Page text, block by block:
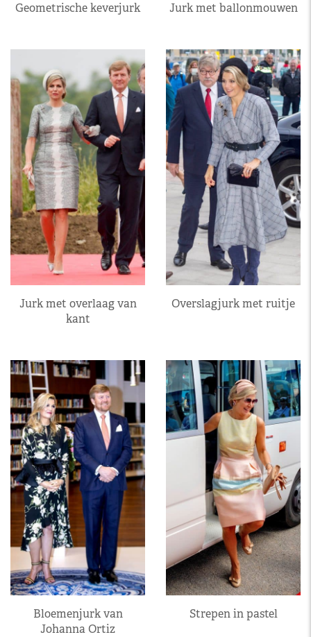
Geometrische keverjurk Jurk met ballonmouwen
Jurk met overlaag van
kant
Overslagjurk met ruitje
Bloemenjurk van
Johanna Ortiz
Strepen in pastel